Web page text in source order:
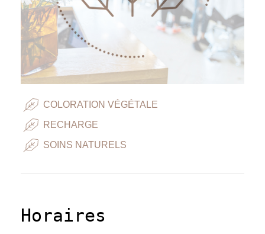
COLORATION VÉGÉTALE
RECHARGE
SOINS NATURELS
Horaires